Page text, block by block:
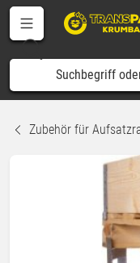
Zubehör für